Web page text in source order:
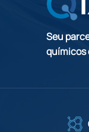
Seu
químicos